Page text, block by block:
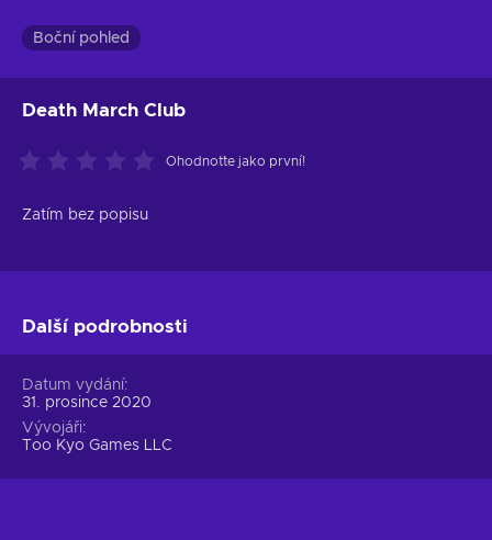
Boční pohled
Death March Club
Ohodnoťte jako první!
Zatím bez popisu
Další podrobnosti
Datum vydání
31. prosince 2020
Vývojáři
Too Kyo Games LLC